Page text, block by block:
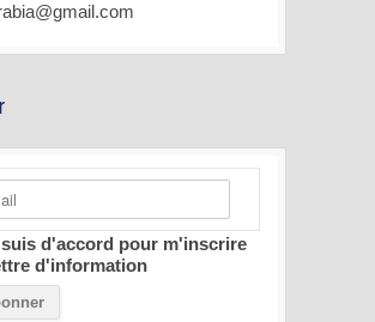
d'accord pour m'inscrire
d'information